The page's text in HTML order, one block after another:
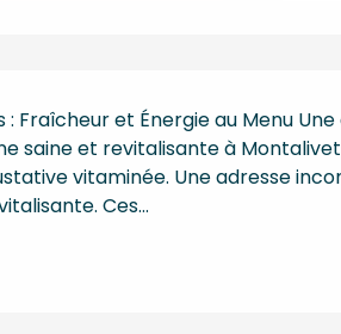
: Fraîcheur et Énergie au Menu
saine et revitalisante à
vitaminée. Une adresse
Ces...